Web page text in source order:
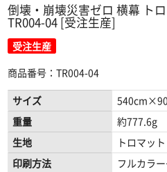
倒壊・崩壊災害ゼロ 横幕 ト
TR004-04 [受注生産]
受注生産
商品番号：TR004-04
サイズ
重量
約777.6g
生地
トロマット
印刷方法
フルカラ